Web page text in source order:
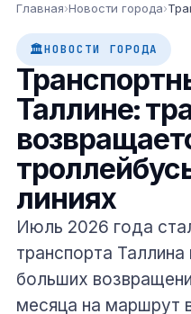
Главная›Новости города›
🏛НОВОСТИ ГОРОДА
Таллине:
линиях
Июль 2026 года
транспорта
больших
месяца на маршрут